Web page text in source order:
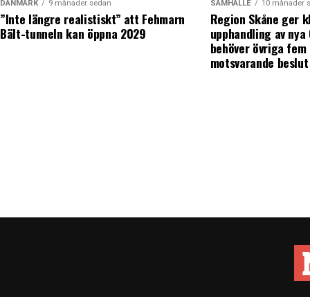
DANMARK 9 månader sedan
”Inte längre realistiskt” att Fehmarn
Bält-tunneln kan öppna 2029
SAMHÄLLE 10 månader
Region Skåne ger
upphandling av
behöver övriga
motsvarande beslut